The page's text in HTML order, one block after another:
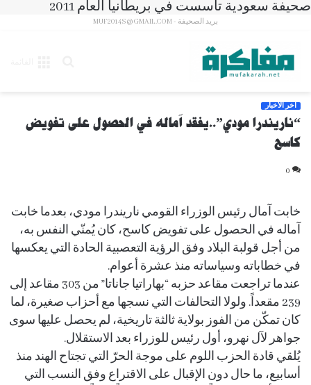
صحيفة سعودية تأسست في بريطانيا العام 2011
بريد الصحيفة - MUF2014S@GMAIL.COM
آخر الأخبار
“ناريندرا مودي”..يفقد آماله في الحصول على تفويض
كاسح
0
خابت آمال رئيس الوزراء القومي ناريندرا مودي، بعدما خابت
آماله في الحصول على تفويض كاسح، كان يُمنّي النفس به،
من أجل قولبة البلاد وفق الرؤية التعصبية الحادة التي يعكسها
في خطاباته وسياساته منذ عشرة أعوام.
عندما تراجعت مقاعد حزبه “بهاراتيا جاناتا” من 303 مقاعد إلى
239 مقعداً. ولولا التحالفات التي نسجها مع أحزاب صغيرة، لما
كان تمكّن من الفوز بولاية ثالثة تاريخية، لم يحصل عليها سوى
جواهر لآل نهرو، أول رئيس للوزراء بعد الاستقلال.
يُلقي قادة الحزب اللوم على موجة الحرّ التي تجتاح الهند منذ
أسابيع، ما حال دون الإقبال على الاقتراع وفق النسب التي